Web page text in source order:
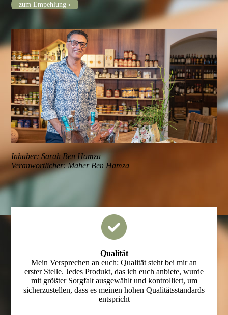
zum Empehlung ›
Inhaber: Sarah Ben Hamza
Veranwortlicher: Maher Ben Hamza
Qualität
Mein Versprechen an euch: Qualität steht bei mir an
erster Stelle. Jedes Produkt, das ich euch anbiete, wurde
mit größter Sorgfalt ausgewählt und kontrolliert, um
sicherzustellen, dass es meinen hohen Qualitätsstandards
entspricht